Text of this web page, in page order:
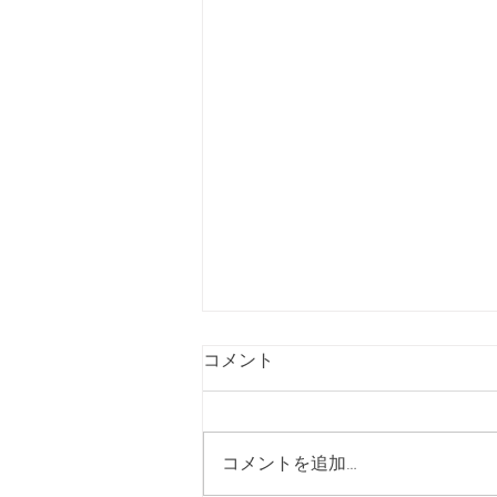
コメント
コメントを追加…